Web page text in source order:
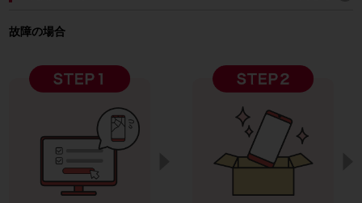
故障の場合